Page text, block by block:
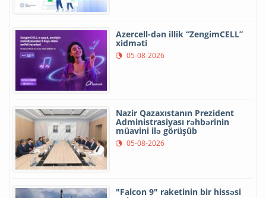
Azercell-dən illik “ZengimCELL”
xidməti
05-08-2026
Nazir Qazaxıstanın Prezident
Administrasiyası rəhbərinin
müavini ilə görüşüb
05-08-2026
"Falcon 9" raketinin bir hissəsi